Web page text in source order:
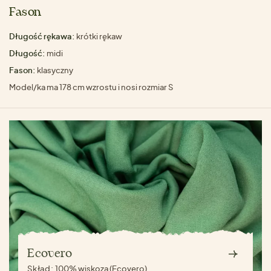
Fason
Długość rękawa: krótki rękaw
Długość: midi
Fason: klasyczny
Model/ka ma 178 cm wzrostu i nosi rozmiar S
Ecovero
Skład:100% wiskoza (Ecovero)